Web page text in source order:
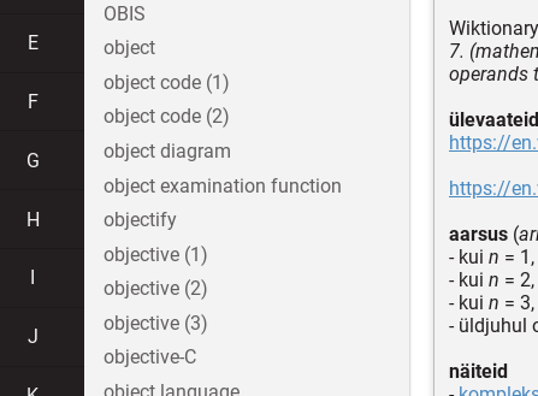
7.
operands
ülevaateid
https://
https://
aarsus (
- kui n =
- kui n =
- kui n =
- üldjuhul
näiteid
E
F
G
H
J
OBIS
object
object code (1)
object code (2)
object diagram
object examination function
objectify
objective (1)
objective (2)
objective (3)
objective-C